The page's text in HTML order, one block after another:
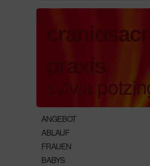
praxis
sylvia
ANGEBOT
ABLAUF
FRAUEN
BABYS